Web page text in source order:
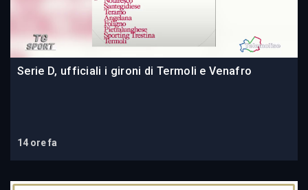
Serie D, ufficiali i gironi di Termoli e Venafro
14 ore fa